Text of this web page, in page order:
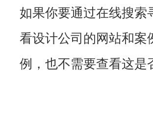
如果你要通过在线搜
看设计公司的网站和
例，也不需要查看这